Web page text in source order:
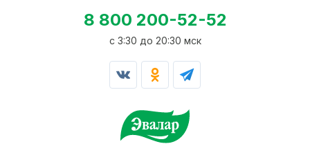
8 800 200-52-52
c 3:30 до 20:30 мск